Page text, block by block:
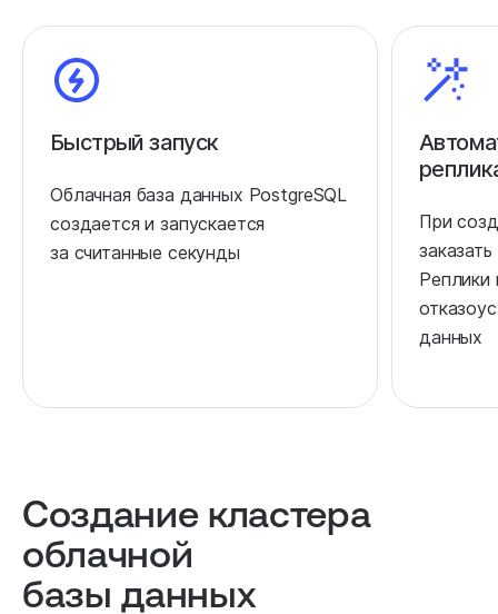
Быстрый запуск
Облачная база данных PostgreSQL
создается и запускается
за считанные секунды
При
данных
Создание кластера
облачной
базы данных